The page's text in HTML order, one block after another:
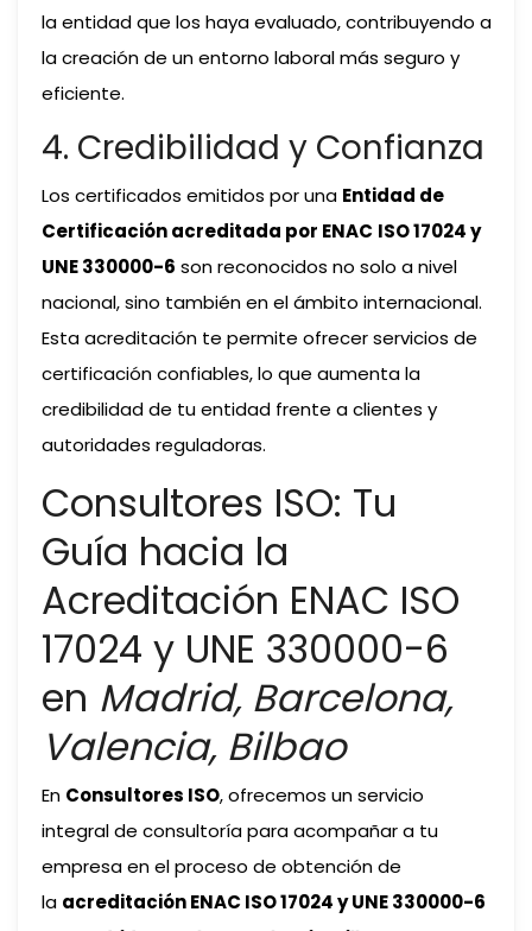
la entidad que los haya evaluado, contribuyendo a
la creación de un entorno laboral más seguro y
eficiente.
4. Credibilidad y Confianza
Los certificados emitidos por una Entidad de
Certificación acreditada por ENAC ISO 17024 y
UNE 330000-6 son reconocidos no solo a nivel
nacional, sino también en el ámbito internacional.
Esta acreditación te permite ofrecer servicios de
certificación confiables, lo que aumenta la
credibilidad de tu entidad frente a clientes y
autoridades reguladoras.
Consultores ISO: Tu
Guía hacia la
Acreditación ENAC ISO
17024 y UNE 330000-6
en Madrid, Barcelona,
Valencia, Bilbao
En Consultores ISO, ofrecemos un servicio
integral de consultoría para acompañar a tu
empresa en el proceso de obtención de
la acreditación ENAC ISO 17024 y UNE 330000-6